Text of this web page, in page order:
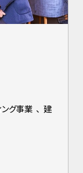
ング事業 、 建